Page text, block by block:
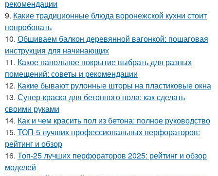
рекомендации
9. Какие традиционные блюда воронежской кухни стоит
попробовать
10. Обшиваем балкон деревянной вагонкой: пошаговая
инструкция для начинающих
11. Какое напольное покрытие выбрать для разных
помещений: советы и рекомендации
12. Какие бывают рулонные шторы на пластиковые окна
13. Супер-краска для бетонного пола: как сделать
своими руками
14. Как и чем красить пол из бетона: полное руководство
15. ТОП-5 лучших профессиональных перфораторов:
рейтинг и обзор
16. Топ-25 лучших перфораторов 2025: рейтинг и обзор
моделей